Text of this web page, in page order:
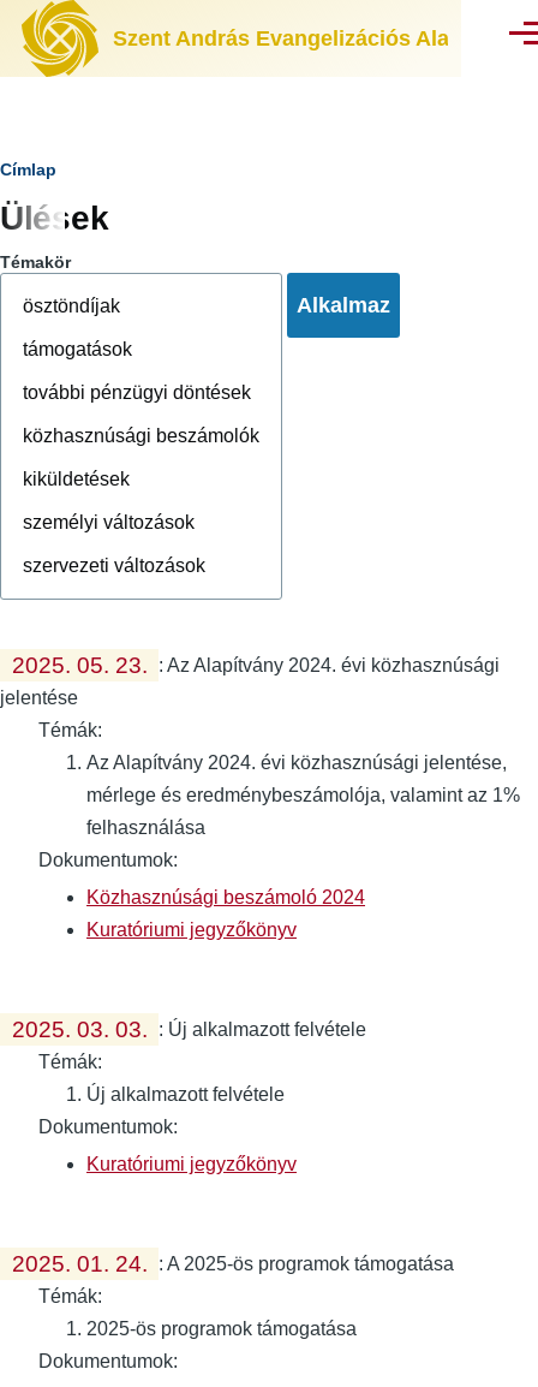
Ugrás a tartalomra
Szent András Evangelizációs Alapítvány
Morzsa
Címlap
Ülések
Témakör
2025. 05. 23. :Az Alapítvány 2024. évi közhasznúsági
jelentése
Témák:
Az Alapítvány 2024. évi közhasznúsági jelentése,
mérlege és eredménybeszámolója, valamint az 1%
felhasználása
Dokumentumok:
Közhasznúsági beszámoló 2024
Kuratóriumi jegyzőkönyv
2025. 03. 03. : Új alkalmazott felvétele
Témák:
Új alkalmazott felvétele
Dokumentumok:
Kuratóriumi jegyzőkönyv
2025. 01. 24. :A 2025-ös programok támogatása
Témák:
2025-ös programok támogatása
Dokumentumok: